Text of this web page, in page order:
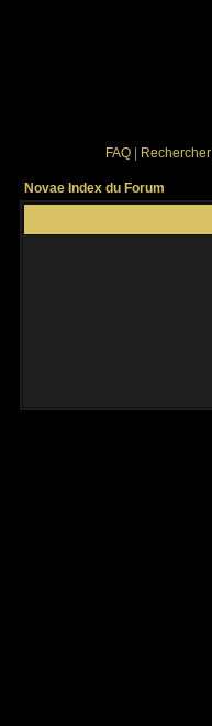
FAQ Rechercher
Novae Index du Forum